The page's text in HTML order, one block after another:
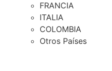
FRANCIA
ITALIA
COLOMBIA
Otros Países